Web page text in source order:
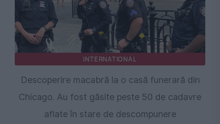
INTERNATIONAL
Descoperire macabră la o casă funerară din
Chicago. Au fost găsite peste 50 de cadavre
aflate în stare de descompunere